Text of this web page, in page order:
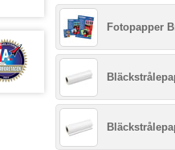
Fotopapper